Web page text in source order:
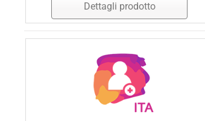
Dettagli prodotto